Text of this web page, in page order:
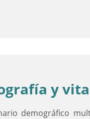
y
demográfico